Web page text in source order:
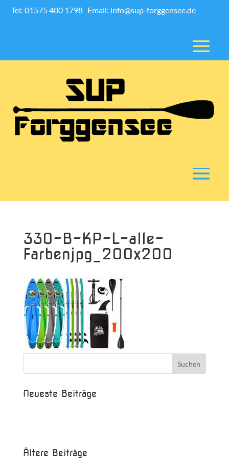
Tel: 01575 400 1798 Email: info@sup-forggensee.de
330-B-KP-L-alle-
Farbenjpg_200x200
Neueste Beiträge
Ältere Beiträge